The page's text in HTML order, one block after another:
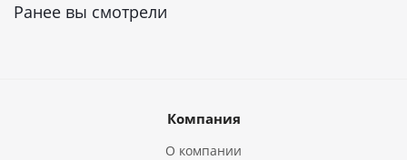
Ранее вы смотрели
Компания
О компании